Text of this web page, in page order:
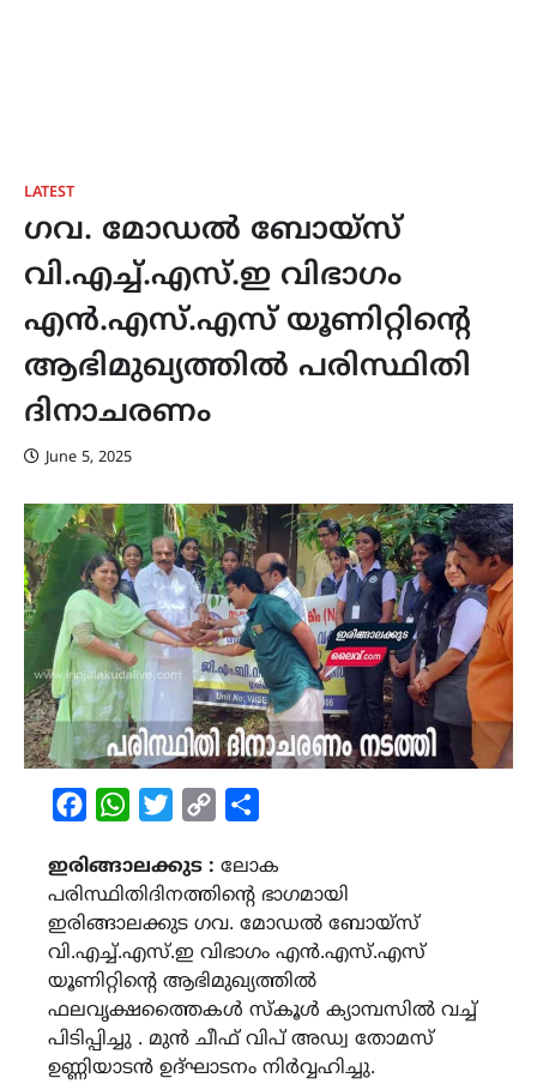
LATEST
ഗവ. മോഡൽ ബോയ്സ്
വി.എച്ച്.എസ്.ഇ വിഭാഗം
എൻ.എസ്.എസ് യൂണിറ്റിൻ്റെ
ആഭിമുഖ്യത്തിൽ പരിസ്ഥിതി
ദിനാചരണം
June 5, 2025
FacebookWhatsAppTwitterCopy
ഇരിങ്ങാലക്കുട : ലോക
പരിസ്ഥിതിദിനത്തിൻ്റെ ഭാഗമായി
ഇരിങ്ങാലക്കുട ഗവ. മോഡൽ ബോയ്സ്
വി.എച്ച്.എസ്.ഇ വിഭാഗം എൻ.എസ്.എസ്
യൂണിറ്റിൻ്റെ ആഭിമുഖ്യത്തിൽ
ഫലവൃക്ഷത്തൈകൾ സ്കൂൾ ക്യാമ്പസിൽ വച്ച്
പിടിപ്പിച്ചു . മുൻ ചീഫ് വിപ് അഡ്വ തോമസ്
ഉണ്ണിയാടൻ ഉദ്ഘാടനം നിർവ്വഹിച്ചു.